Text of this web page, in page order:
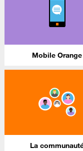
Mobile Orange
La